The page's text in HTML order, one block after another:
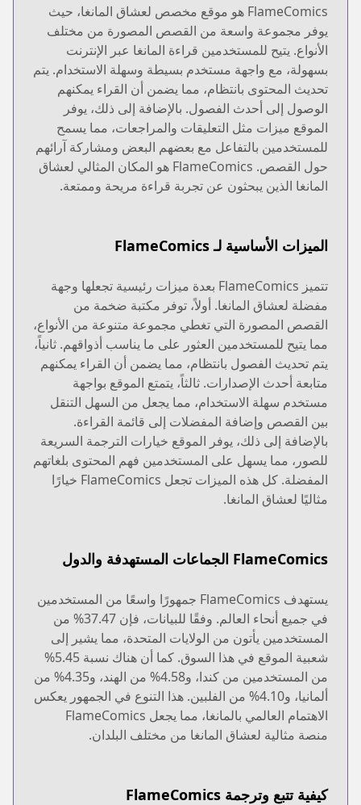
FlameComics هو موقع مخصص لعشاق المانغا، حيث
يوفر مجموعة واسعة من القصص المصورة من مختلف
الأنواع. يتيح للمستخدمين قراءة المانغا عبر الإنترنت
بسهولة، مع واجهة مستخدم بسيطة وسهلة الاستخدام. يتم
تحديث المحتوى بانتظام، مما يضمن أن القراء يمكنهم
الوصول إلى أحدث الفصول. بالإضافة إلى ذلك، يوفر
الموقع ميزات مثل التعليقات والمراجعات، مما يسمح
للمستخدمين بالتفاعل مع بعضهم البعض ومشاركة آرائهم
حول القصص. FlameComics هو المكان المثالي لعشاق
المانغا الذين يبحثون عن تجربة قراءة مريحة وممتعة.
الميزات الأساسية لـ FlameComics
تتميز FlameComics بعدة ميزات رئيسية تجعلها وجهة
مفضلة لعشاق المانغا. أولاً، توفر مكتبة ضخمة من
القصص المصورة التي تغطي مجموعة متنوعة من الأنواع،
مما يتيح للمستخدمين العثور على ما يناسب أذواقهم. ثانياً،
يتم تحديث الفصول بانتظام، مما يضمن أن القراء يمكنهم
متابعة أحدث الإصدارات. ثالثاً، يتمتع الموقع بواجهة
مستخدم سهلة الاستخدام، مما يجعل من السهل التنقل
بين القصص وإضافة المفضلات إلى قائمة القراءة.
بالإضافة إلى ذلك، يوفر الموقع خيارات الترجمة السريعة
للصور، مما يسهل على المستخدمين فهم المحتوى بلغاتهم
المفضلة. كل هذه الميزات تجعل FlameComics خيارًا
مثاليًا لعشاق المانغا.
FlameComics الجماعات المستهدفة والدول
يستهدف FlameComics جمهورًا واسعًا من المستخدمين
في جميع أنحاء العالم. وفقًا للبيانات، فإن 37.47% من
المستخدمين يأتون من الولايات المتحدة، مما يشير إلى
شعبية الموقع في هذا السوق. كما أن هناك نسبة 5.45%
من المستخدمين من كندا، و4.58% من الهند، و4.35% من
ألمانيا، و4.10% من الفلبين. هذا التنوع في الجمهور يعكس
الاهتمام العالمي بالمانغا، مما يجعل FlameComics
منصة مثالية لعشاق المانغا من مختلف البلدان.
كيفية تتبع وترجمة FlameComics